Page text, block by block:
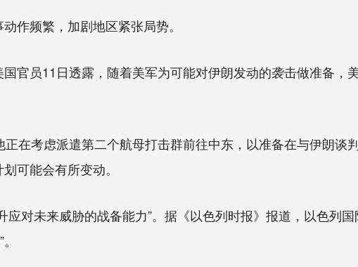
频繁，加剧地区紧张局势。
员11日透露，随着美军为可能对伊朗发动的袭击做准备，
考虑派遣第二个航母打击群前往中东，以准备在与伊朗谈
可能会有所变动。
对未来威胁的战备能力”。据《以色列时报》报道，以色列